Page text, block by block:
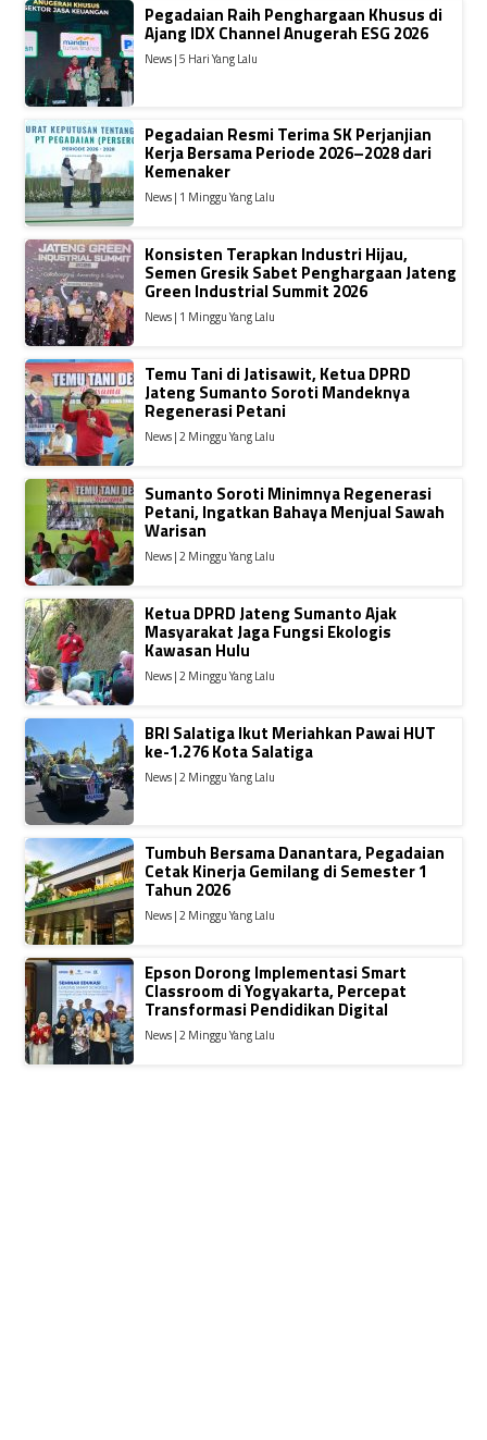
Pegadaian Raih Penghargaan Khusus di
Ajang IDX Channel Anugerah ESG 2026
News | 5 Hari Yang Lalu
Pegadaian Resmi Terima SK Perjanjian
Kerja Bersama Periode 2026–2028 dari
Kemenaker
News | 1 Minggu Yang Lalu
Konsisten Terapkan Industri Hijau,
Semen Gresik Sabet Penghargaan Jateng
Green Industrial Summit 2026
News | 1 Minggu Yang Lalu
Temu Tani di Jatisawit, Ketua DPRD
Jateng Sumanto Soroti Mandeknya
Regenerasi Petani
News | 2 Minggu Yang Lalu
Sumanto Soroti Minimnya Regenerasi
Petani, Ingatkan Bahaya Menjual Sawah
Warisan
News | 2 Minggu Yang Lalu
Ketua DPRD Jateng Sumanto Ajak
Masyarakat Jaga Fungsi Ekologis
Kawasan Hulu
News | 2 Minggu Yang Lalu
BRI Salatiga Ikut Meriahkan Pawai HUT
ke-1.276 Kota Salatiga
News | 2 Minggu Yang Lalu
Tumbuh Bersama Danantara, Pegadaian
Cetak Kinerja Gemilang di Semester 1
Tahun 2026
News | 2 Minggu Yang Lalu
Epson Dorong Implementasi Smart
Classroom di Yogyakarta, Percepat
Transformasi Pendidikan Digital
News | 2 Minggu Yang Lalu